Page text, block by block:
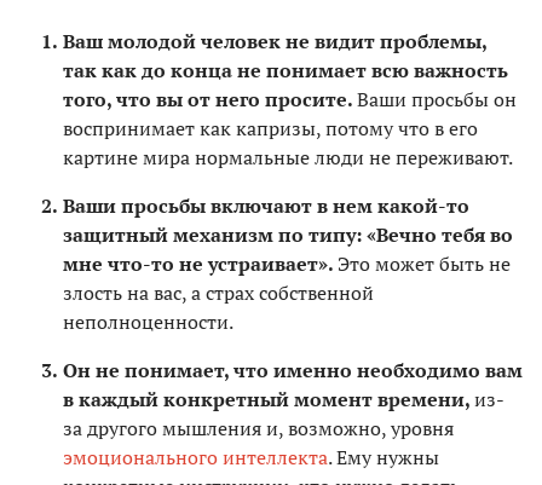
Ваш молодой человек не видит проблемы,
так как до конца не понимает всю важность
того, что вы от него просите.Ваши просьбы он
воспринимает как капризы, потому что в его
картине мира нормальные люди не переживают.
Ваши просьбы включают в нем какой-то
защитный механизм по типу: «Вечно тебя во
мне что-то не устраивает». Это может быть не
злость на вас, а страх собственной
неполноценности.
Он не понимает, что именно необходимо вам
в каждый конкретный момент времени,из-
за другого мышления и, возможно, уровня
эмоционального интеллекта. Ему нужны